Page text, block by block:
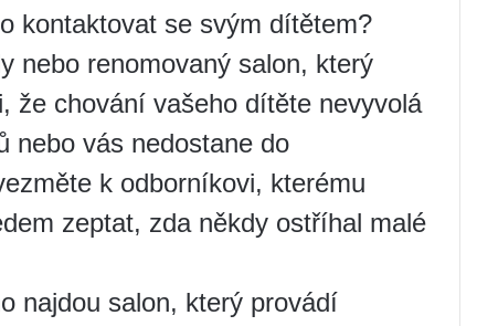
kontaktovat se svým dítětem?
nebo renomovaný salon, který
že chování vašeho dítěte nevyvolá
nebo vás nedostane do
k odborníkovi, kterému
zeptat, zda někdy ostříhal malé
najdou salon, který provádí